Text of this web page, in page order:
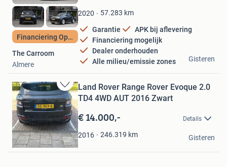
Favorieten
Financiering Optie
2020 57.283 km
Garantie
APK bij aflevering
Financiering mogelijk
Dealer onderhouden
Alle milieu/emissie zones
The Carroom
Almere
Gisteren
Bewaren
in
Mijn
Favorieten
Land Rover Range Rover Evoque 2.0
TD4 4WD AUT 2016 Zwart
€ 14.000,- Details
2016 246.319 km
Speedy
Amsterdam
Gisteren